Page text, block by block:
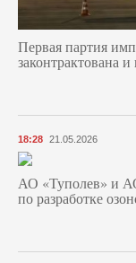
Первая партия
законтрактована
18:28 21.05.2026
АО «Туполев» и
по разработке